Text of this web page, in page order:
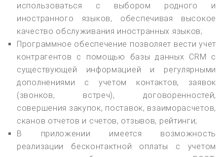
использоваться с выбором родного и
иностранного языков, обеспечивая высокое
качество обслуживания иностранных языков;
Программное обеспечение позволяет вести учет
контрагентов с помощью базы данных CRM с
существующей информацией и регулярными
дополнениями с учетом контактов, заявок
(звонков, встреч), договоренностей,
совершения закупок, поставок, взаиморасчетов,
сканов отчетов и счетов, отзывов, рейтинги;
В приложении имеется возможность
реализации бесконтактной оплаты с учетом